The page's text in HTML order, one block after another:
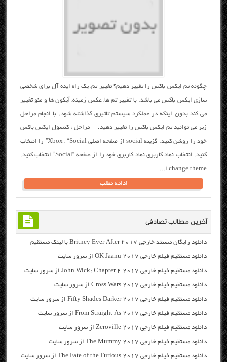
چگونه تم ایکس باکس را تغییر دهیم؟ تغییر تم, یک راه ایده آل برای شخصی
سازی ایکس باکس می باشد. با تغییر تم ها, عکس زمینه, آیکون ها و منو تغییر
می کند بدون اینکه در عملکرد سیستم تاثیری گذاشته شود. با انجام مراحل
زیر می توانید تم ایکس باکس را تغییر دهید. مراحل : کنسول ایکس باکس
خود را روشن کنید. گزینه social از صفحه اصلی Xbox , “Social” را انتخاب
کنید. انتخاب نماد کاربری نماد کاربری خود را از صفحه “Social” انتخاب کنید.
change theme ا...
ادامه مطلب
آخرین مطالب تصادفی
دانلود رایگان مسنتد خارجی Britney Ever After 2017 با لینک مستقیم
دانلود مستقیم فیلم خارجی OK Jaanu 2017 از سرور سایت
دانلود مستقیم فیلم خارجی John Wick: Chapter 2 2017 از سرور سایت
دانلود مستقیم فیلم خارجی Cross Wars 2017 از سرور سایت
دانلود مستقیم فیلم خارجی Fifty Shades Darker 2017 از سرور سایت
دانلود مستقیم فیلم خارجی From Straight As 2017 از سرور سایت
دانلود مستقیم فیلم خارجی Zeroville 2017 از سرور سایت
دانلود مستقیم فیلم خارجی The Mummy 2017 از سرور سایت
دانلود مستقیم فیلم خارجی The Fate of the Furious 2017 از سرور سایت